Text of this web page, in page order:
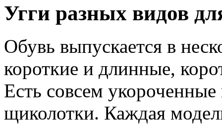
Угги разных видов
Обувь выпускается в
короткие и длинные,
Есть совсем
щиколотки. Каждая